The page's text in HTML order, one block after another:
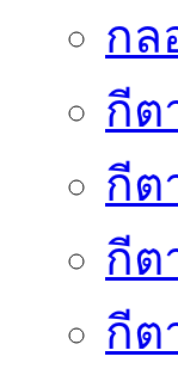
กล
กีต
กีต
กีต
กีต